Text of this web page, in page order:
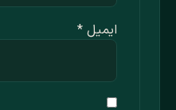
ایمیل *